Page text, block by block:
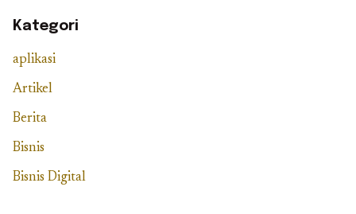
Kategori
aplikasi
Artikel
Berita
Bisnis
Bisnis Digital